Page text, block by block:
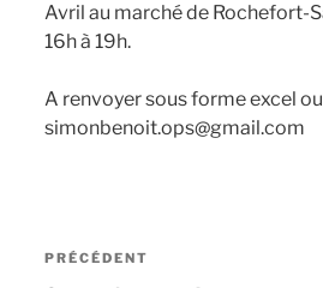
Avril au marché de Rochefort-
16h à 19h.
A renvoyer sous forme excel
simonbenoit.ops@gmail.com
Navigation
Article
PRÉCÉDENT